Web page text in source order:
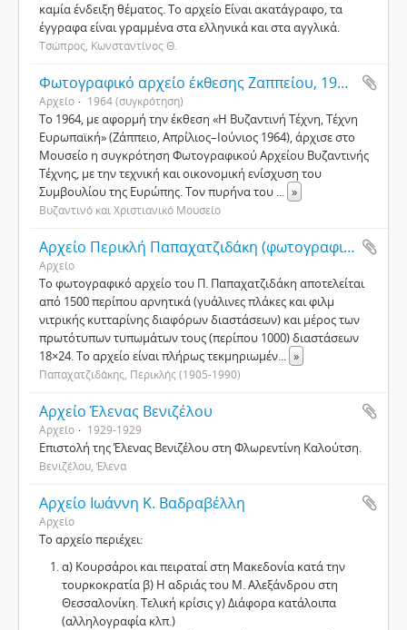
καμία ένδειξη θέματος. Το αρχείο Είναι ακατάγραφο, τα
έγγραφα είναι γραμμένα στα ελληνικά και στα αγγλικά.
Τσώπρος, Κωνσταντίνος Θ.
Φωτογραφικό αρχείο έκθεσης Ζαππείου, 1964 (Φωτογραφικό Αρχείο Βυζαντινής Τέχνης)
Αρχείο 1964 (συγκρότηση)
Το 1964, με αφορμή την έκθεση «Η Βυζαντινή Τέχνη, Τέχνη
Ευρωπαϊκή» (Ζάππειο, Απρίλιος–Ιούνιος 1964), άρχισε στο
Μουσείο η συγκρότηση Φωτογραφικού Αρχείου Βυζαντινής
Τέχνης, με την τεχνική και οικονομική ενίσχυση του
Συμβουλίου της Ευρώπης. Τον πυρήνα του ... »
Βυζαντινό και Χριστιανικό Μουσείο
Αρχείο Περικλή Παπαχατζιδάκη (φωτογραφικό αρχείο)
Αρχείο
Το φωτογραφικό αρχείο του Π. Παπαχατζιδάκη αποτελείται
από 1500 περίπου αρνητικά (γυάλινες πλάκες και φιλμ
νιτρικής κυτταρίνης διαφόρων διαστάσεων) και μέρος των
πρωτότυπων τυπωμάτων τους (περίπου 1000) διαστάσεων
18×24. Το αρχείο είναι πλήρως τεκμηριωμέν... »
Παπαχατζιδάκης, Περικλής (1905-1990)
Αρχείο Έλενας Βενιζέλου
Αρχείο 1929-1929
Επιστολή της Έλενας Βενιζέλου στη Φλωρεντίνη Καλούτση.
Βενιζέλου, Έλενα
Αρχείο Ιωάννη Κ. Βαδραβέλλη
Αρχείο
Το αρχείο περιέχει:
α) Κουρσάροι και πειραταί στη Μακεδονία κατά την
τουρκοκρατία β) Η αδριάς του Μ. Αλεξάνδρου στη
Θεσσαλονίκη. Τελική κρίσις γ) Διάφορα κατάλοιπα
(αλληλογραφία κλπ.)